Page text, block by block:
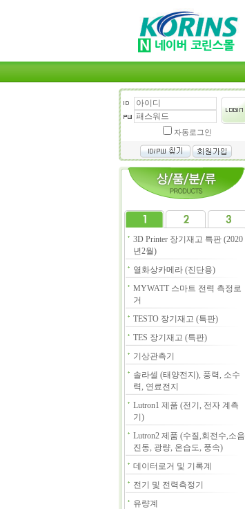
자동로그인
3D Printer 장기재고 특판 (2020
년2월)
열화상카메라 (진단용)
MYWATT 스마트 전력 측정로
거
TESTO 장기재고 (특판)
TES 장기재고 (특판)
기상관측기
솔라셀 (태양전지), 풍력, 소수
력, 연료전지
Lutron1 제품 (전기, 전자 계측
기)
Lutron2 제품 (수질,회전수,소음
진동, 광량, 온습도, 풍속)
데이터로거 및 기록계
전기 및 전력측정기
유량계